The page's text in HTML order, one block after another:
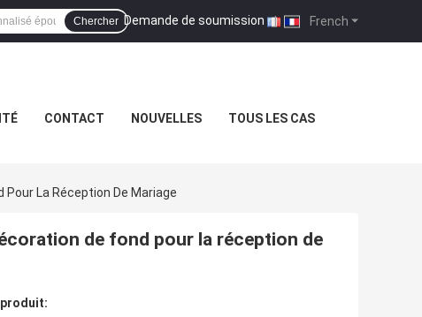
French
Demande de soumission |
Chercher
CONTACT NOUVELLES TOUS LES CAS
La Réception De Mariage
de fond pour la réception de